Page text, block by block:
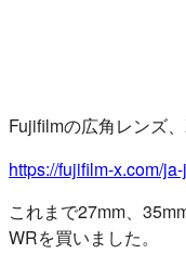
Fujifilmの広角レンズ
https://fujifilm-x.com/
これまで27mm、
WRを買いました。